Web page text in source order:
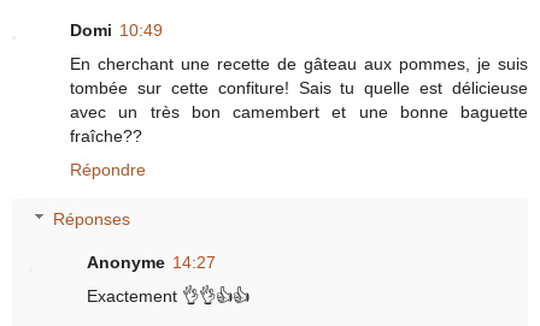
Domi 10:49
En cherchant une recette de gâteau aux pommes, je suis
tombée sur cette confiture! Sais tu quelle est délicieuse
avec un très bon camembert et une bonne baguette
fraîche??
Répondre
Réponses
Anonyme 14:27
Exactement 👌👌👍👍